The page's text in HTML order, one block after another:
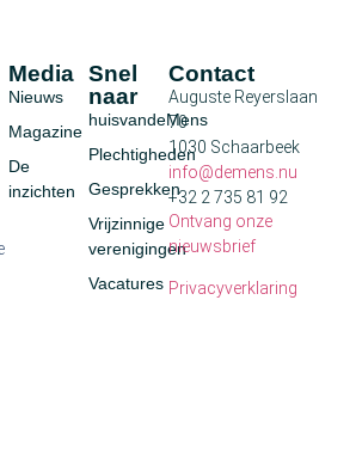
Snel
naar
huisvandeMens
Plechtigheden
Gesprekken
Vrijzinnige
verenigingen
Vacatures
Media
Nieuws
Magazine
De
inzichten
Contact
Auguste Reyerslaan
70
1030 Schaarbeek
info@demens.nu
+32 2 735 81 92
Ontvang onze
nieuwsbrief
Privacyverklaring